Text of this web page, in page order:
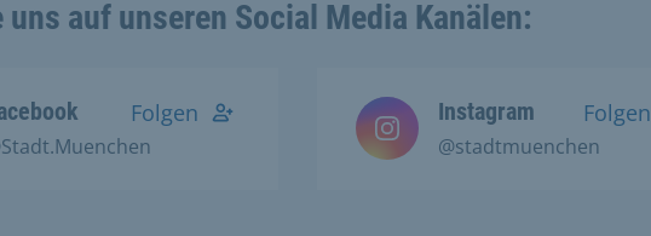
uns auf unseren Social Media Kanälen:
Folgen Instagram
@stadtmuenchen
Folgen